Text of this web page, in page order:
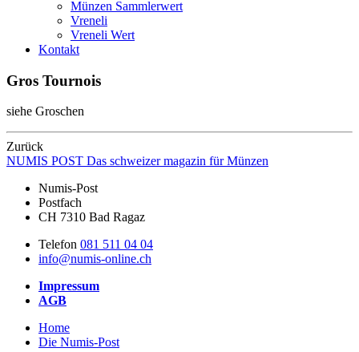
Münzen Sammlerwert
Vreneli
Vreneli Wert
Kontakt
Gros Tournois
siehe Groschen
Zurück
NUMIS POST Das schweizer magazin für Münzen
Numis-Post
Postfach
CH 7310 Bad Ragaz
Telefon 081 511 04 04
info@numis-online.ch
Impressum
AGB
Home
Die Numis-Post